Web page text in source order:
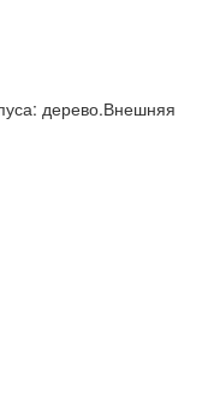
дерево.Внешняя